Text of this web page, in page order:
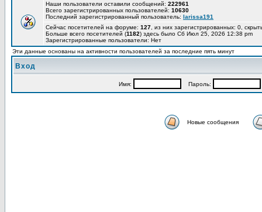
Наши пользователи оставили сообщений: 222961
Всего зарегистрированных пользователей: 10630
Последний зарегистрированный пользователь: larissa191
Сейчас посетителей на форуме: 127 , из них зарегистрированных: 0,
Больше всего посетителей (1182) здесь было Сб Июл 25, 2026 12:38 pm
Зарегистрированные пользователи: Нет
Эти данные основаны на активности пользователей за последние пять минут
Вход
Имя: Пароль:
Новые сообщения